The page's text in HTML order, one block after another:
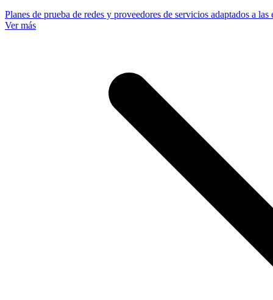
Planes de prueba de redes y proveedores de servicios adaptados a
Ver más